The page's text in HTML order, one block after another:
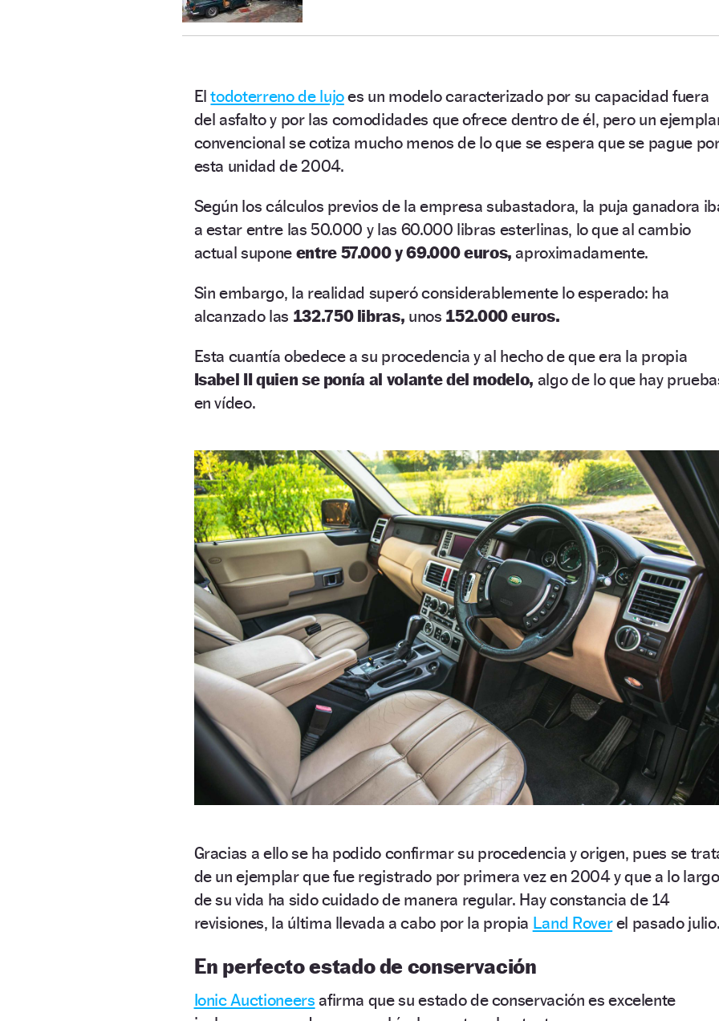
Eltodoterreno de lujoes un modelo caracterizado por su capacidad fuera
del asfalto y por las comodidades que ofrece dentro de él, pero un
convencional se cotiza mucho menos de lo que se espera que se pague
esta unidad de 2004.
Según los cálculos previos de la empresa subastadora, la puja ganadora
a estar entre las 50.000 y las 60.000 libras esterlinas, lo que al cambio
actual supone entre 57.000 y 69.000 euros,aproximadamente.
Sin embargo, la realidad superó considerablemente lo esperado: ha
alcanzado las 132.750 libras, unos 152.000 euros.
Esta cuantía obedece a su procedencia y al hecho de que era la propia
Isabel II quien se ponía al volante del modelo, algo de lo que hay
en vídeo.
Gracias a ello se ha podido confirmar su procedencia y origen, pues se
de un ejemplar que fue registrado por primera vez en 2004 y que a lo largo
de su vida ha sido cuidado de manera regular. Hay constancia de 14
revisiones, la última llevada a cabo por la propia Land Roverel pasado
En perfecto estado de conservación
Ionic Auctioneers afirma que su estado de conservación es excelente